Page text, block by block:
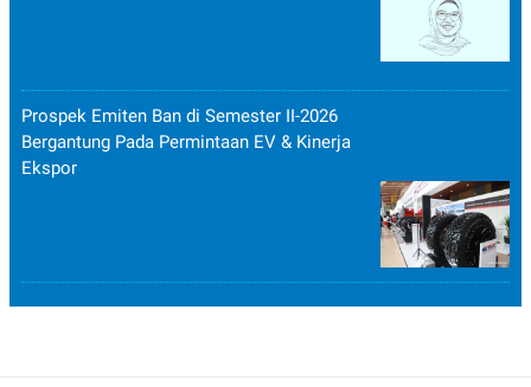
Prospek Emiten Ban di Semester II-2026
Bergantung Pada Permintaan EV & Kinerja
Ekspor